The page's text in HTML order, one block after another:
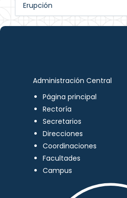
Erupción
Administración Central
Página principal
Rectoría
Secretarios
Direcciones
Coordinaciones
Facultades
Campus